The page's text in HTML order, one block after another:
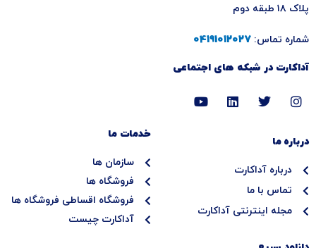
پلاک ۱۸ طبقه دوم
شماره تماس:
آداکارت در شبکه های اجتماعی
I
n
a
a
m
T
w
r
L
i
Y
o
درباره ما
درباره آداکارت
تماس با ما
مجله اینترنتی آداکارت
خدمات ما
سازمان ها
فروشگاه ها
فروشگاه اقساطی فروشگاه ها
آداکارت چیست